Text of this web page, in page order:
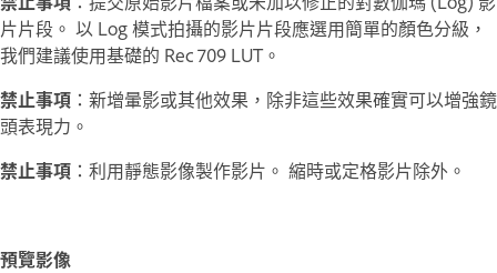
片片段。 以 Log 模式拍攝的影片片段應選用簡單的顏色分級，
我們建議使用基礎的 Rec 709 LUT。
禁止事項 ：新增暈影或其他效果，除非這些效果確實可以增強鏡
頭表現力。
禁止事項 ：利用靜態影像製作影片。 縮時或定格影片除外。
預覽影像